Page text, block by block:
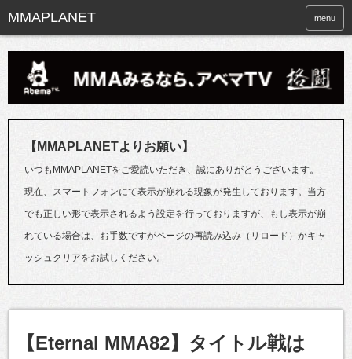
menu
【MMAPLANETよりお願い】
いつもMMAPLANETをご愛読いただき、誠にありがとうございます。
現在、スマートフォンにて表示が崩れる現象が発生しております。当方
でも正しい形で表示されるよう設定を行っておりますが、もし表示が崩
れている場合は、お手数ですがページの再読み込み（リロード）かキャ
ッシュクリアをお試しください。
【Eternal MMA82】タイトル戦は